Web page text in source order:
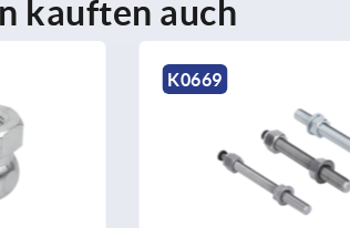
kauften auch
K0669